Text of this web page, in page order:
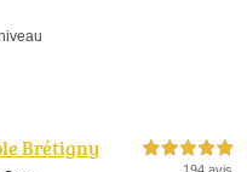
Brétigny 5,0 étoiles sur 5